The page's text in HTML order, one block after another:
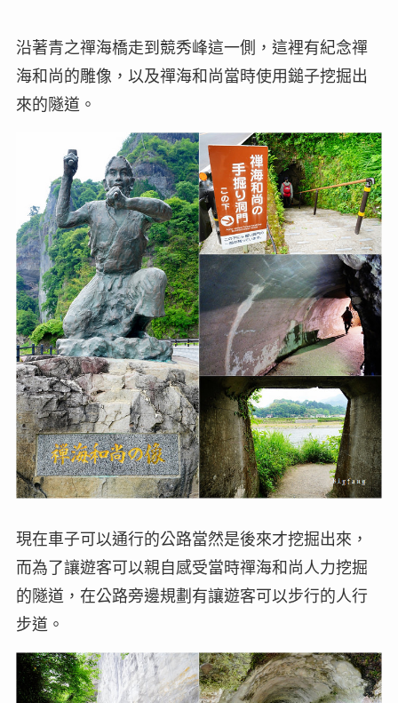
沿著青之禪海橋走到競秀峰這一側，這裡有紀念禪
海和尚的雕像，以及禪海和尚當時使用鎚子挖掘出
來的隧道。
現在車子可以通行的公路當然是後來才挖掘出來，
而為了讓遊客可以親自感受當時禪海和尚人力挖掘
的隧道，在公路旁邊規劃有讓遊客可以步行的人行
步道。